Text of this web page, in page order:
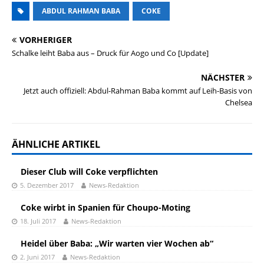
ABDUL RAHMAN BABA COKE
VORHERIGER
Schalke leiht Baba aus – Druck für Aogo und Co [Update]
NÄCHSTER
Jetzt auch offiziell: Abdul-Rahman Baba kommt auf Leih-Basis von
Chelsea
ÄHNLICHE ARTIKEL
Dieser Club will Coke verpflichten
5. Dezember 2017 News-Redaktion
Coke wirbt in Spanien für Choupo-Moting
18. Juli 2017 News-Redaktion
Heidel über Baba: „Wir warten vier Wochen ab“
2. Juni 2017 News-Redaktion